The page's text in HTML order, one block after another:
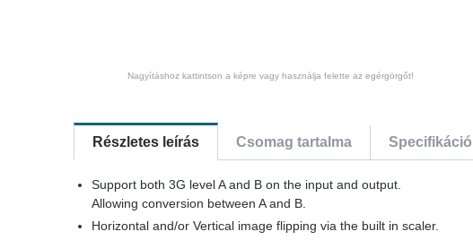
Nagyításhoz kattintson a képre vagy használja felette az egérgörgőt!
Részletes leírás Csomag tartalma Specifikáció
Support both 3G level A and B on the input and output.
Allowing conversion between A and B.
Horizontal and/or Vertical image flipping via the built in scaler.